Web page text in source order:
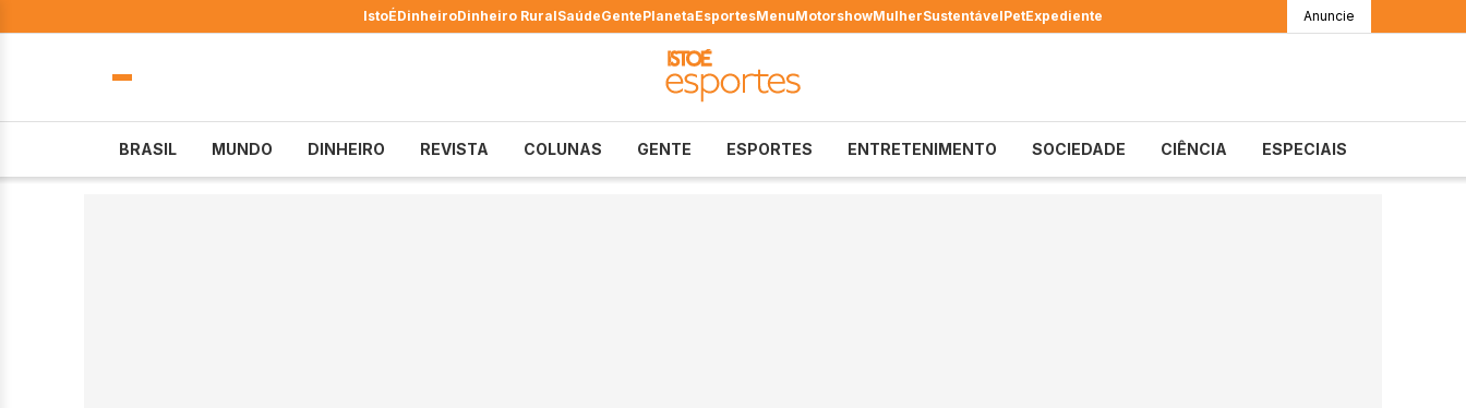
IstoÉDinheiroDinheiro RuralSaúdeGentePlanetaEsportesMenuMotorshowMulherSustentávelPetExpediente Anuncie
BRASIL MUNDO DINHEIRO REVISTA COLUNAS GENTE ESPORTES ENTRETENIMENTO SOCIEDADE CIÊNCIA ESPECIAIS